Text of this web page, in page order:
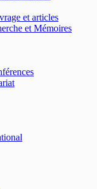
et articles
et Mémoires